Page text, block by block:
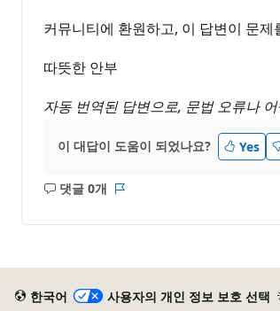
커뮤니티에 환원하고, 이 답변이 문
따뜻한 안부
자동 번역된 답변으로, 문법 오류나
이 대답이 도움이 되었나요? Yes
댓글 0개
설
한국어 사용자의 개인 정보 보호 선택